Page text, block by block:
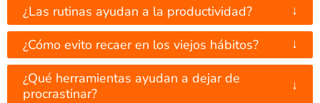
¿Las rutinas ayudan a la productividad? ↓
¿Cómo evito recaer en los viejos hábitos? ↓
¿Qué herramientas ayudan a dejar de
procrastinar?
↓